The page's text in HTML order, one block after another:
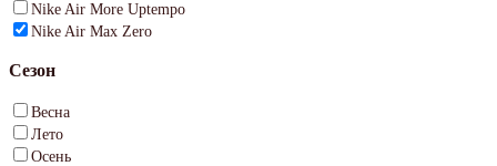
Nike Air More Uptempo
Nike Air Max Zero
Сезон
Весна
Лето
Осень